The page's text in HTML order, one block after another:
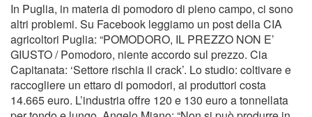
In Puglia, in materia di pomodoro di pieno campo, ci sono
altri problemi. Su Facebook leggiamo un post della CIA
agricoltori Puglia: “POMODORO, IL PREZZO NON E’
GIUSTO / Pomodoro, niente accordo sul prezzo. Cia
Capitanata: ‘Settore rischia il crack’. Lo studio: coltivare e
raccogliere un ettaro di pomodori, ai produttori costa
14.665 euro. L’industria offre 120 e 130 euro a tonnellata